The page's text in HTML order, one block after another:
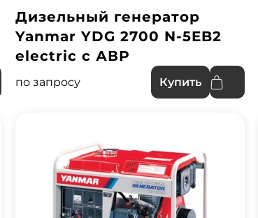
Дизельный генератор
Yanmar YDG 2700 N-5EB2
electric с АВР
по запросу Купить